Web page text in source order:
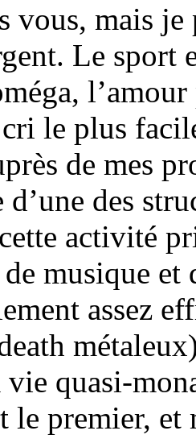
vous, mais
Le sport
le plus
de mes
d’une des
activité
musique
assez
vie quasi-
le premier, et